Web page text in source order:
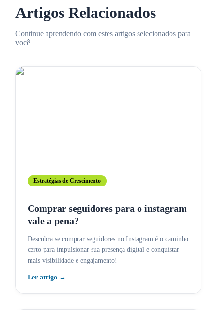
Artigos Relacionados
Continue aprendendo com estes artigos selecionados para
você
Estratégias de Crescimento
Comprar seguidores para o instagram
vale a pena?
Descubra se comprar seguidores no Instagram é o caminho
certo para impulsionar sua presença digital e conquistar
mais visibilidade e engajamento!
Ler artigo →